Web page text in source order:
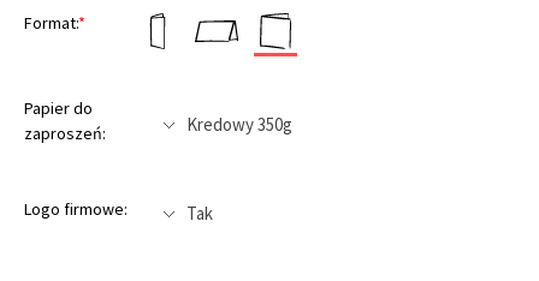
Format:*
Papier do
zaproszeń:
Logo firmowe: